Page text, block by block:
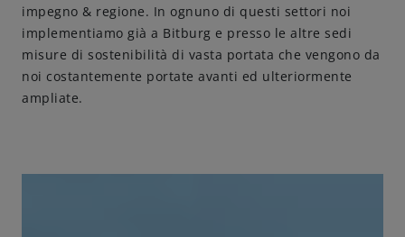
Benvenuti
impegno & regione. In ognuno di questi settori noi
implementiamo già a Bitburg e presso le altre sedi
misure di sostenibilità di vasta portata che vengono da
noi costantemente portate avanti ed ulteriormente
ampliate.